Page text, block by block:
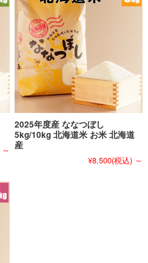
～
2025年度産 ななつぼし
5kg/10kg 北海道米 お米 北海道
産
¥8,500(税込) ～